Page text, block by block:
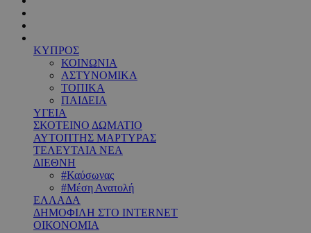
ΚΥΠΡΟΣ
ΚΟΙΝΩΝΙΑ
ΑΣΤΥΝΟΜΙΚΑ
ΤΟΠΙΚΑ
ΠΑΙΔΕΙΑ
ΥΓΕΙΑ
ΣΚΟΤΕΙΝΟ ΔΩΜΑΤΙΟ
ΑΥΤΟΠΤΗΣ ΜΑΡΤΥΡΑΣ
ΤΕΛΕΥΤΑΙΑ ΝΕΑ
ΔΙΕΘΝΗ
#Καύσωνας
#Μέση Ανατολή
ΕΛΛΑΔΑ
ΔΗΜΟΦΙΛΗ ΣΤΟ INTERNET
ΟΙΚΟΝΟΜΙΑ